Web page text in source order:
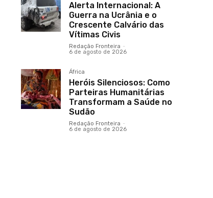
Alerta Internacional: A
Guerra na Ucrânia e o
Crescente Calvário das
Vítimas Civis
Redação Fronteira -
6 de agosto de 2026
África
Heróis Silenciosos: Como
Parteiras Humanitárias
Transformam a Saúde no
Sudão
Redação Fronteira -
6 de agosto de 2026